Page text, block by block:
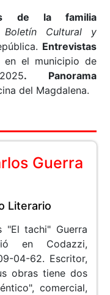
de la familia
Boletín Cultural y
Entrevistas
el municipio de
. Panorama
del Magdalena.
Guerra
Literario
"El tachi" Guerra
en Codazzi,
04-62. Escritor,
obras tiene dos
comercial,